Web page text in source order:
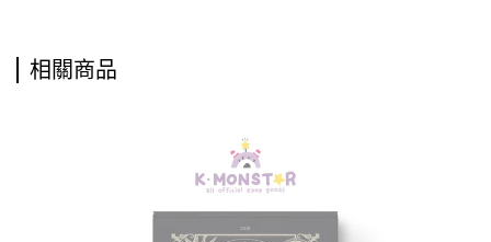
相關商品